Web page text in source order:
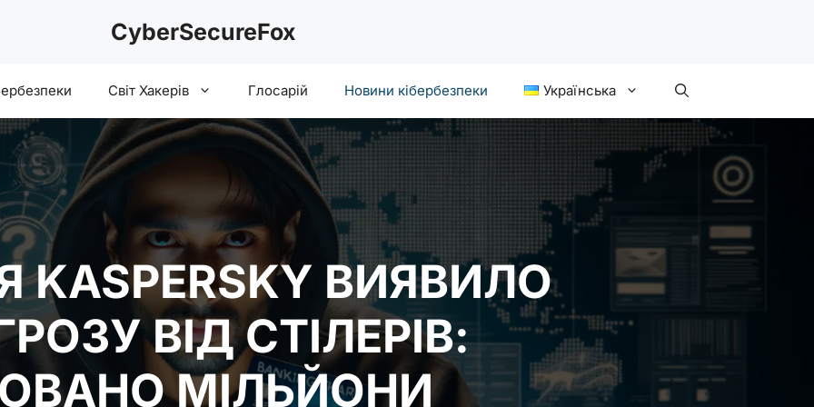
CyberSecureFox
Світ Хакерів Глосарій Новини кібербезпеки Українська
ВИЯВИЛО
ВІД СТІЛЕРІВ:
МІЛЬЙОНИ